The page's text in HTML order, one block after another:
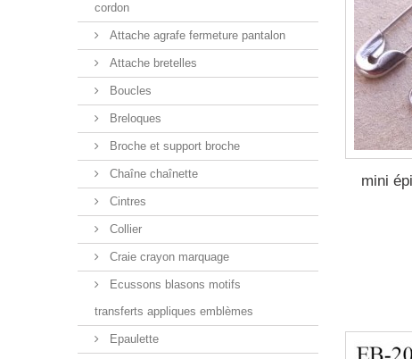
cordon
Attache agrafe fermeture pantalon
Attache bretelles
Boucles
Breloques
Broche et support broche
Chaîne chaînette
Cintres
Collier
Craie crayon marquage
Ecussons blasons motifs
transferts appliques emblèmes
Epaulette
mini